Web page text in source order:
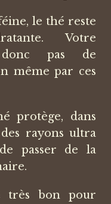
le thé reste
Votre
donc pas de
même par ces
protège, dans
rayons ultra
passer de la
très bon pour